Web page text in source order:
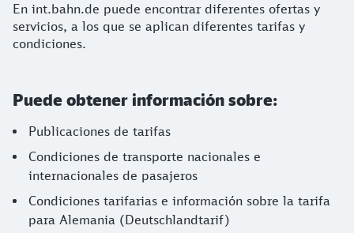
En int.bahn.de puede encontrar diferentes ofertas y
servicios, a los que se aplican diferentes tarifas y
condiciones.
Puede obtener información sobre:
Publicaciones de tarifas
Condiciones de transporte nacionales e
internacionales de pasajeros
Condiciones tarifarias e información sobre la tarifa
para Alemania (Deutschlandtarif)